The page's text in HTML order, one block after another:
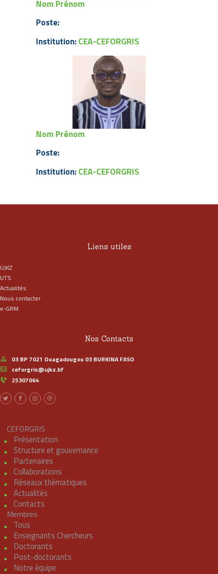
Nom Prénom
Poste:
Institution:CEA-CEFORGRIS
Nom Prénom
Poste:
Institution:CEA-CEFORGRIS
Liens utiles
UJKZ
UTS
Actualités
Nous contacter
e-GRM
Nos Contacts
03 BP 7021 Ouagadougou 03 BURKINA FASO
ceforgris@ujkz.bf
25307064
CEFORGRIS
Présentation
Structure et gouvernance
Partenaires
Collaborations
Réseaux thématiques
Actualités
Contacts
Membres
Tous
Enseignants Chercheurs
Doctorants
Post-doctorants
Notre équipe